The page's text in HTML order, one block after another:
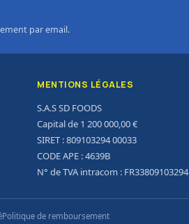
par email.
MENTIONS LÉGALES
S.A.S SD FOODS
Capital de 1 200 000,00 €
SIRET : 809103294 00033
CODE APE : 4639B
N° de TVA intracom : FR33809103294
Politique de remboursement